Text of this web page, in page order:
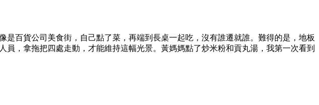
百貨公司美食街，自己點了菜，再端到長桌一起吃，沒有誰遷就誰。難得的是，地板
，拿拖把四處走動，才能維持這幅光景。黃媽媽點了炒米粉和貢丸湯，我第一次看到